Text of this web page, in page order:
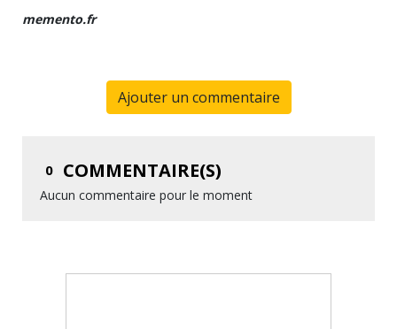
memento.fr
Ajouter un commentaire
0 COMMENTAIRE(S)
Aucun commentaire pour le moment